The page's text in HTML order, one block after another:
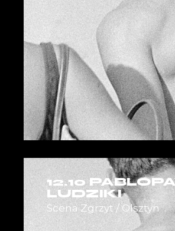
12.10
LUDZIKI
Scena Zgrzyt / Olsztyn